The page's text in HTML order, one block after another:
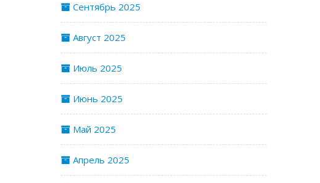
Сентябрь 2025
Август 2025
Июль 2025
Июнь 2025
Май 2025
Апрель 2025